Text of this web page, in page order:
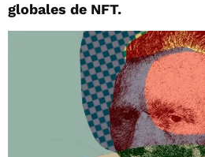
globales de NFT.